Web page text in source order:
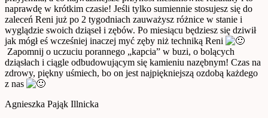
naprawdę w krótkim czasie! Jeśli tylko sumiennie stosujesz się do
zaleceń Reni już po 2 tygodniach zauważysz różnice w stanie i
wyglądzie swoich dziąseł i zębów. Po miesiącu będziesz się dziwił
jak mógł eś wcześniej inaczej myć zęby niż techniką Reni
Zapomnij o uczuciu porannego „kapcia” w buzi, o bolących
dziąsłach i ciągle odbudowującym się kamieniu nazębnym! Czas na
zdrowy, piękny uśmiech, bo on jest najpiękniejszą ozdobą każdego
z nas
Agnieszka Pająk Illnicka